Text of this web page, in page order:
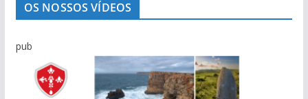
OS NOSSOS VÍDEOS
pub